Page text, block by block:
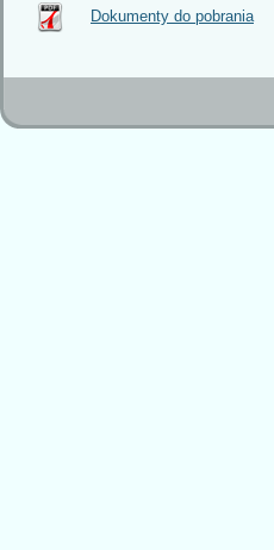
Dokumenty do pobrania